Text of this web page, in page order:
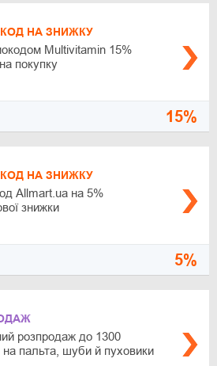
НА ЗНИЖКУ
Multivitamin 15%
покупку
15%
НА ЗНИЖКУ
Allmart.ua на 5%
знижки
5%
розпродаж до 1300
на пальта, шуби й пуховики